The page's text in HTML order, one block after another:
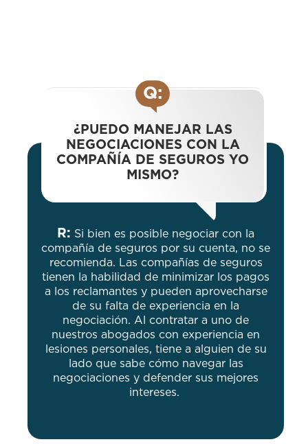
Q:
¿PUEDO MANEJAR LAS
NEGOCIACIONES CON LA
COMPAÑÍA DE SEGUROS YO
MISMO?
R: Si bien es posible negociar con la
compañía de seguros por su cuenta, no se
recomienda. Las compañías de seguros
tienen la habilidad de minimizar los pagos
a los reclamantes y pueden aprovecharse
de su falta de experiencia en la
negociación. Al contratar a uno de
nuestros abogados con experiencia en
lesiones personales, tiene a alguien de su
lado que sabe cómo navegar las
negociaciones y defender sus mejores
intereses.